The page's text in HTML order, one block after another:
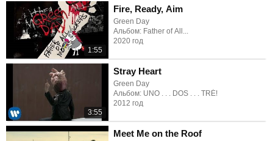
1:55
Fire, Ready, Aim
Green Day
Альбом: Father of All...
2020 год
3:55
Stray Heart
Green Day
Альбом: UNO . . . DOS . . . TRÉ!
2012 год
Meet Me on the Roof